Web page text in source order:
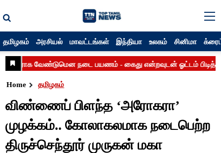
தமிழகம் அரசியல் மாவட்டங்கள் இந்தியா உலகம் சினிமா
Home தமிழகம்
விண்ணைப் பிளந்த ‘அரோகரா’
முழக்கம்.. கோலாகலமாக நடைபெற்ற
திருச்செந்தூர் முருகன் மகா